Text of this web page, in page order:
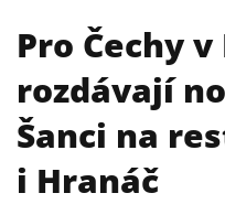
Pro Čechy
rozdávají
Šanci na
i Hranáč